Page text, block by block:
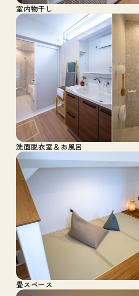
室内物干し
洗面脱衣室＆お風呂
畳スペース